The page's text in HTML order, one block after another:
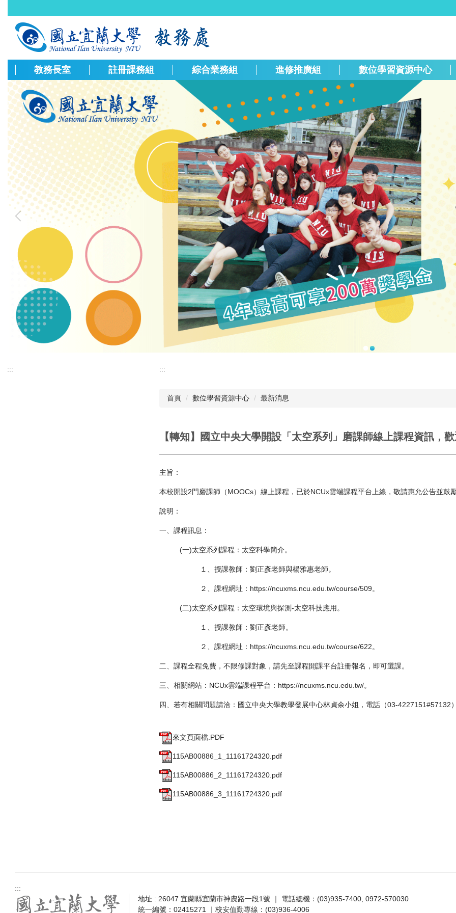
到
容
教務長室 註冊課務組 綜合業務組 進修推廣組 數位學習資源中心
::: :::
首頁 數位學習資源中心 最新消息
【轉知】國立中央大學開設「太空系列」磨課師線上課程資訊，
主旨：
本校開設2門磨課師（MOOCs）線上課程，已於NCUx雲端課程平台上線，敬請惠允公告並鼓
說明：
一、課程訊息：
(一)太空系列課程：太空科學簡介。
１、授課教師：劉正彥老師與楊雅惠老師。
２、課程網址： https://ncuxms.ncu.edu.tw/course/509。
(二)太空系列課程：太空環境與探測-太空科技應用。
１、授課教師：劉正彥老師。
２、課程網址： https://ncuxms.ncu.edu.tw/course/622。
二、課程全程免費，不限修課對象，請先至課程開課平台註冊報名，即可選課。
三、相關網站：NCUx雲端課程平台： https://ncuxms.ncu.edu.tw/。
四、若有相關問題請洽：國立中央大學教學發展中心林貞余小姐，電話（03-4227151#57132
來文頁面檔.PDF
115AB00886_1_11161724320.pdf
115AB00886_2_11161724320.pdf
115AB00886_3_11161724320.pdf
:::
地址 : 26047 宜蘭縣宜蘭市神農路一段1號 ｜ 電話總機：(03)935-7400, 0972-570030
統一編號：02415271 ｜校安值勤專線：(03)936-4006